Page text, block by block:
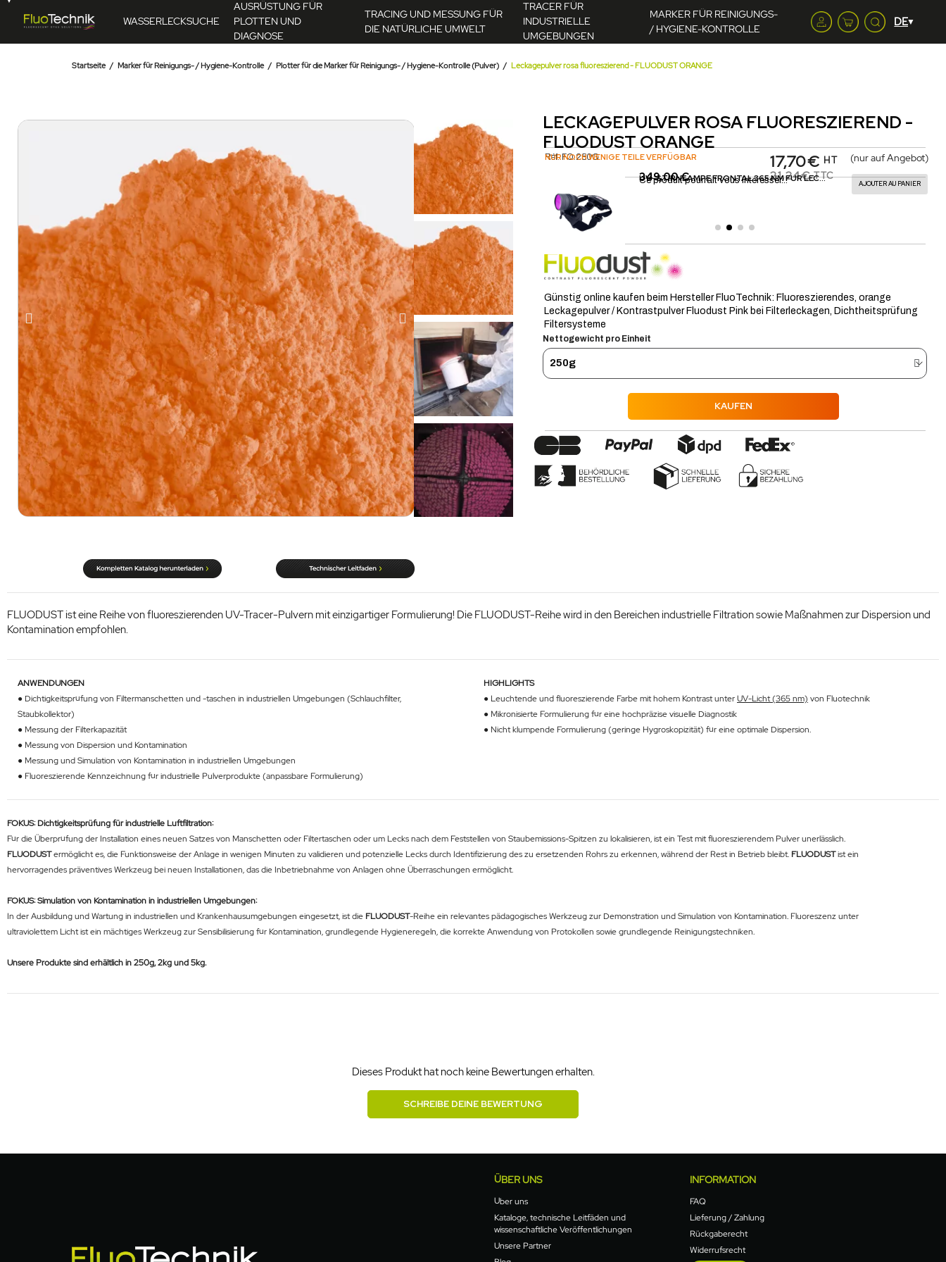
WASSERLECKSUCHE
AUSRÜSTUNG FÜR
PLOTTEN UND
DIAGNOSE
TRACING UND MESSUNG FÜR
DIE NATÜRLICHE UMWELT
TRACER FÜR
INDUSTRIELLE
UMGEBUNGEN
MARKER FÜR REINIGUNGS-
/ HYGIENE-KONTROLLE
Startseite Marker für Reinigungs- / Hygiene-Kontrolle Plotter für die Marker für Reinigungs- / Hygiene-Kontrolle (Pulver) Leckagepulver rosa fluoreszierend - FLUODUST ORANGE
LECKAGEPULVER ROSA FLUORESZIEREND -
FLUODUST ORANGE
Réf. FO.250G
NUR NOCH WENIGE TEILE VERFÜGBAR 17,70€ HT (nur auf Angebot)
21,24€ TTC
Ce produit pourrait vous intéresser... TRACER-PULVER GRÜN (FLUORESZIEREND) FLUODUST GREEN | FLUOTECHNIK
17,70 € AJOUTER AU PANIER Ce produit pourrait vous intéresser... UV-STIRNLAMPE FRONTAL 365 NM FÜR LECKSUCHE / LECKORTUNG - 3W
349,00 € AJOUTER AU PANIER
Günstig online kaufen beim Hersteller FluoTechnik: Fluoreszierendes, orange
Leckagepulver / Kontrastpulver Fluodust Pink bei Filterleckagen, Dichtheitsprüfung
Filtersysteme
Nettogewicht pro Einheit
KAUFEN
FLUODUST ist eine Reihe von fluoreszierenden UV-Tracer-Pulvern mit einzigartiger Formulierung! Die FLUODUST-Reihe wird in den Bereichen industrielle Filtration sowie Maßnahmen zur Dispersion und
Kontamination empfohlen.
ANWENDUNGEN
● Dichtigkeitsprüfung von Filtermanschetten und -taschen in industriellen Umgebungen (Schlauchfilter,
Staubkollektor)
● Messung der Filterkapazität
● Messung von Dispersion und Kontamination
● Messung und Simulation von Kontamination in industriellen Umgebungen
● Fluoreszierende Kennzeichnung für industrielle Pulverprodukte (anpassbare Formulierung)
HIGHLIGHTS
● Leuchtende und fluoreszierende Farbe mit hohem Kontrast unterUV-Licht (365 nm) von Fluotechnik
● Mikronisierte Formulierung für eine hochpräzise visuelle Diagnostik
● Nicht klumpende Formulierung (geringe Hygroskopizität) für eine optimale Dispersion.
FOKUS: Dichtigkeitsprüfung für industrielle Luftfiltration:
Für die Überprüfung der Installation eines neuen Satzes von Manschetten oder Filtertaschen oder um Lecks nach dem Feststellen von Staubemissions-Spitzen zu lokalisieren, ist ein Test mit fluoreszierendem Pulver unerlässlich.
FLUODUSTermöglicht es, die Funktionsweise der Anlage in wenigen Minuten zu validieren und potenzielle Lecks durch Identifizierung des zu ersetzenden Rohrs zu erkennen, während der Rest in Betrieb bleibt. FLUODUSTist ein
hervorragendes präventives Werkzeug bei neuen Installationen, das die Inbetriebnahme von Anlagen ohne Überraschungen ermöglicht.
FOKUS: Simulation von Kontamination in industriellen Umgebungen:
In der Ausbildung und Wartung in industriellen und Krankenhausumgebungen eingesetzt, ist die FLUODUST-Reihe ein relevantes pädagogisches Werkzeug zur Demonstration und Simulation von Kontamination. Fluoreszenz unter
ultraviolettem Licht ist ein mächtiges Werkzeug zur Sensibilisierung für Kontamination, grundlegende Hygieneregeln, die korrekte Anwendung von Protokollen sowie grundlegende Reinigungstechniken.
Unsere Produkte sind erhältlich in 250g, 2kg und 5kg.
Dieses Produkt hat noch keine Bewertungen erhalten.
SCHREIBE DEINE BEWERTUNG
ÜBER UNS
Über uns
Kataloge, technische Leitfäden und
wissenschaftliche Veröffentlichungen
Unsere Partner
INFORMATION
FAQ
Lieferung / Zahlung
Rückgaberecht
Widerrufsrecht